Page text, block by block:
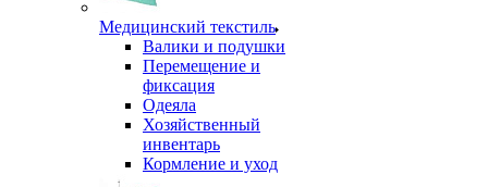
Медицинский текстиль
Валики и подушки
Перемещение и
фиксация
Одеяла
Хозяйственный
инвентарь
Кормление и уход